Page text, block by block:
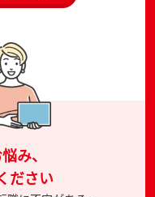
み、
ださい